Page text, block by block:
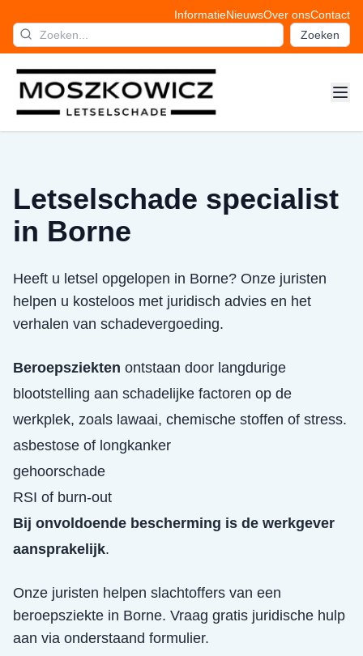
InformatieNieuwsOver onsContact
Zoeken
Letselschade specialist
in Borne
Heeft u letsel opgelopen in Borne? Onze juristen
helpen u kosteloos met juridisch advies en het
verhalen van schadevergoeding.
Beroepsziekten ontstaan door langdurige
blootstelling aan schadelijke factoren op de
werkplek, zoals lawaai, chemische stoffen of stress.
asbestose of longkanker
gehoorschade
RSI of burn-out
Bij onvoldoende bescherming is de werkgever
aansprakelijk.
Onze juristen helpen slachtoffers van een
beroepsziekte in Borne. Vraag gratis juridische hulp
aan via onderstaand formulier.